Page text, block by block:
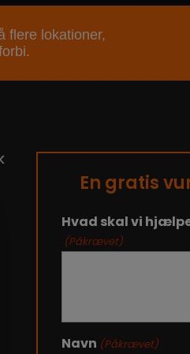
flere lokationer,
En gratis
Hvad skal vi
(Påkrævet)
Navn (Påkrævet)